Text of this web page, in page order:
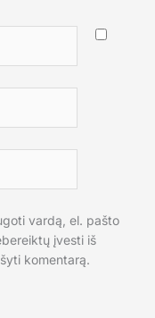
vardą, el. pašto
įvesti iš
komentarą.